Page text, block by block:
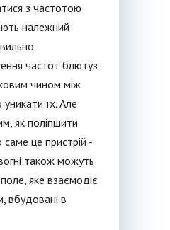
з частотою
належний
частот блютуз
чином між
їх. Але
як поліпшити
це пристрій -
також можуть
яке взаємодіє
вбудовані в